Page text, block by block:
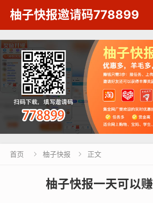
柚子快报邀请码778899
首页  柚子快报  正文
柚子快报一天可以